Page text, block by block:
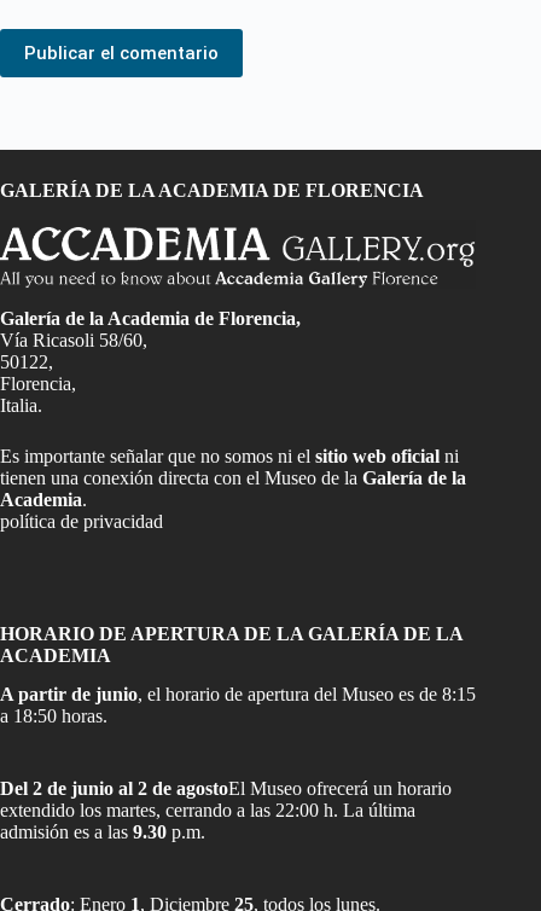
Publicar el comentario
GALERÍA DE LA ACADEMIA DE FLORENCIA
Galería de la Academia de Florencia,
Vía Ricasoli 58/60,
50122,
Florencia,
Italia.
Es importante señalar que no somos ni el sitio web oficial ni
tienen una conexión directa con el Museo de la Galería de la
Academia.
política de privacidad
HORARIO DE APERTURA DE LA GALERÍA DE LA
ACADEMIA
A partir de junio, el horario de apertura del Museo es de 8:15
a 18:50 horas.
Del 2 de junio al 2 de agostoEl Museo ofrecerá un horario
extendido los martes, cerrando a las 22:00 h. La última
admisión es a las 9.30 p.m.
Cerrado: Enero 1, Diciembre 25, todos los lunes.